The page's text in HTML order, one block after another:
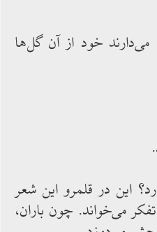
خود از آن گل‌‌ها
این در قلمرو این شعر
می‌‌خواند. چون باران،